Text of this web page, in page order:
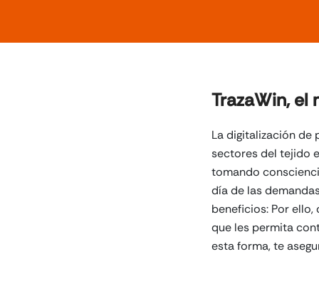
TrazaWin, el
La digitalización de
sectores del tejido
tomando
día de las
beneficios: Por ello,
que les permita
esta forma, te